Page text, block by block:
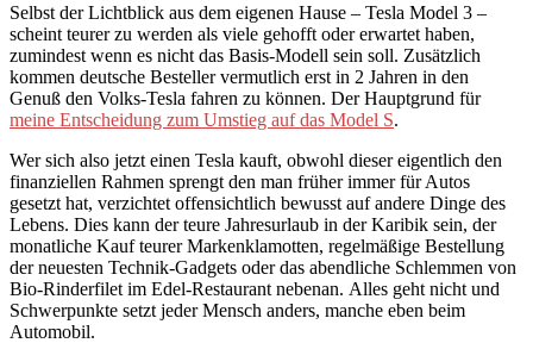
Selbst der Lichtblick aus dem eigenen Hause – Tesla Model 3 –
scheint teurer zu werden als viele gehofft oder erwartet haben,
zumindest wenn es nicht das Basis-Modell sein soll. Zusätzlich
kommen deutsche Besteller vermutlich erst in 2 Jahren in den
Genuß den Volks-Tesla fahren zu können. Der Hauptgrund für
meine Entscheidung zum Umstieg auf das Model S.
Wer sich also jetzt einen Tesla kauft, obwohl dieser eigentlich den
finanziellen Rahmen sprengt den man früher immer für Autos
gesetzt hat, verzichtet offensichtlich bewusst auf andere Dinge des
Lebens. Dies kann der teure Jahresurlaub in der Karibik sein, der
monatliche Kauf teurer Markenklamotten, regelmäßige Bestellung
der neuesten Technik-Gadgets oder das abendliche Schlemmen von
Bio-Rinderfilet im Edel-Restaurant nebenan. Alles geht nicht und
Schwerpunkte setzt jeder Mensch anders, manche eben beim
Automobil.